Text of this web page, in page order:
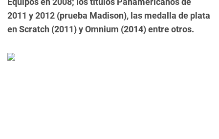
2011 y 2012 (prueba Madison), las medalla de plata
en Scratch (2011) y Omnium (2014) entre otros.